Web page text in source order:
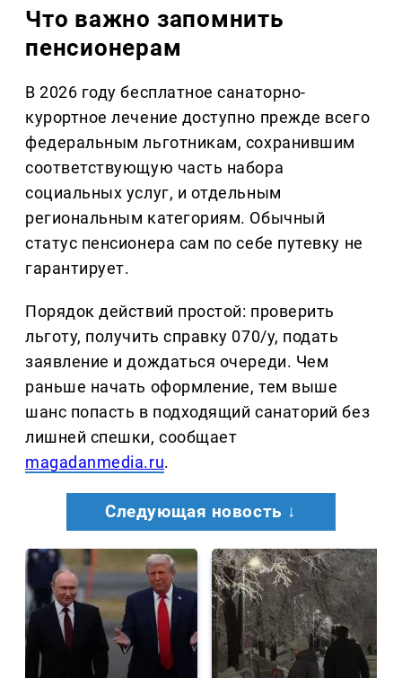
Что важно запомнить
пенсионерам
В 2026 году бесплатное санаторно-
курортное лечение доступно прежде всего
федеральным льготникам, сохранившим
соответствующую часть набора
социальных услуг, и отдельным
региональным категориям. Обычный
статус пенсионера сам по себе путевку не
гарантирует.
Порядок действий простой: проверить
льготу, получить справку 070/у, подать
заявление и дождаться очереди. Чем
раньше начать оформление, тем выше
шанс попасть в подходящий санаторий без
лишней спешки, сообщает
magadanmedia.ru.
Следующая новость ↓